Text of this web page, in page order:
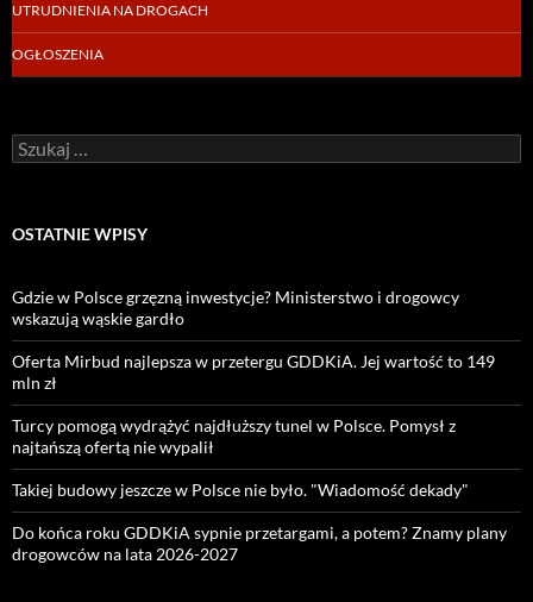
UTRUDNIENIA NA DROGACH
OGŁOSZENIA
Szukaj:
OSTATNIE WPISY
Gdzie w Polsce grzęzną inwestycje? Ministerstwo i drogowcy
wskazują wąskie gardło
Oferta Mirbud najlepsza w przetergu GDDKiA. Jej wartość to 149
mln zł
Turcy pomogą wydrążyć najdłuższy tunel w Polsce. Pomysł z
najtańszą ofertą nie wypalił
Takiej budowy jeszcze w Polsce nie było. "Wiadomość dekady"
Do końca roku GDDKiA sypnie przetargami, a potem? Znamy plany
drogowców na lata 2026-2027